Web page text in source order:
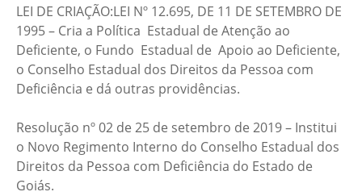
LEI DE CRIAÇÃO:LEI Nº 12.695, DE 11 DE SETEMBRO DE
1995 – Cria a Política Estadual de Atenção ao
Deficiente, o Fundo Estadual de Apoio ao Deficiente,
o Conselho Estadual dos Direitos da Pessoa com
Deficiência e dá outras providências.
Resolução nº 02 de 25 de setembro de 2019 – Institui
o Novo Regimento Interno do Conselho Estadual dos
Direitos da Pessoa com Deficiência do Estado de
Goiás.